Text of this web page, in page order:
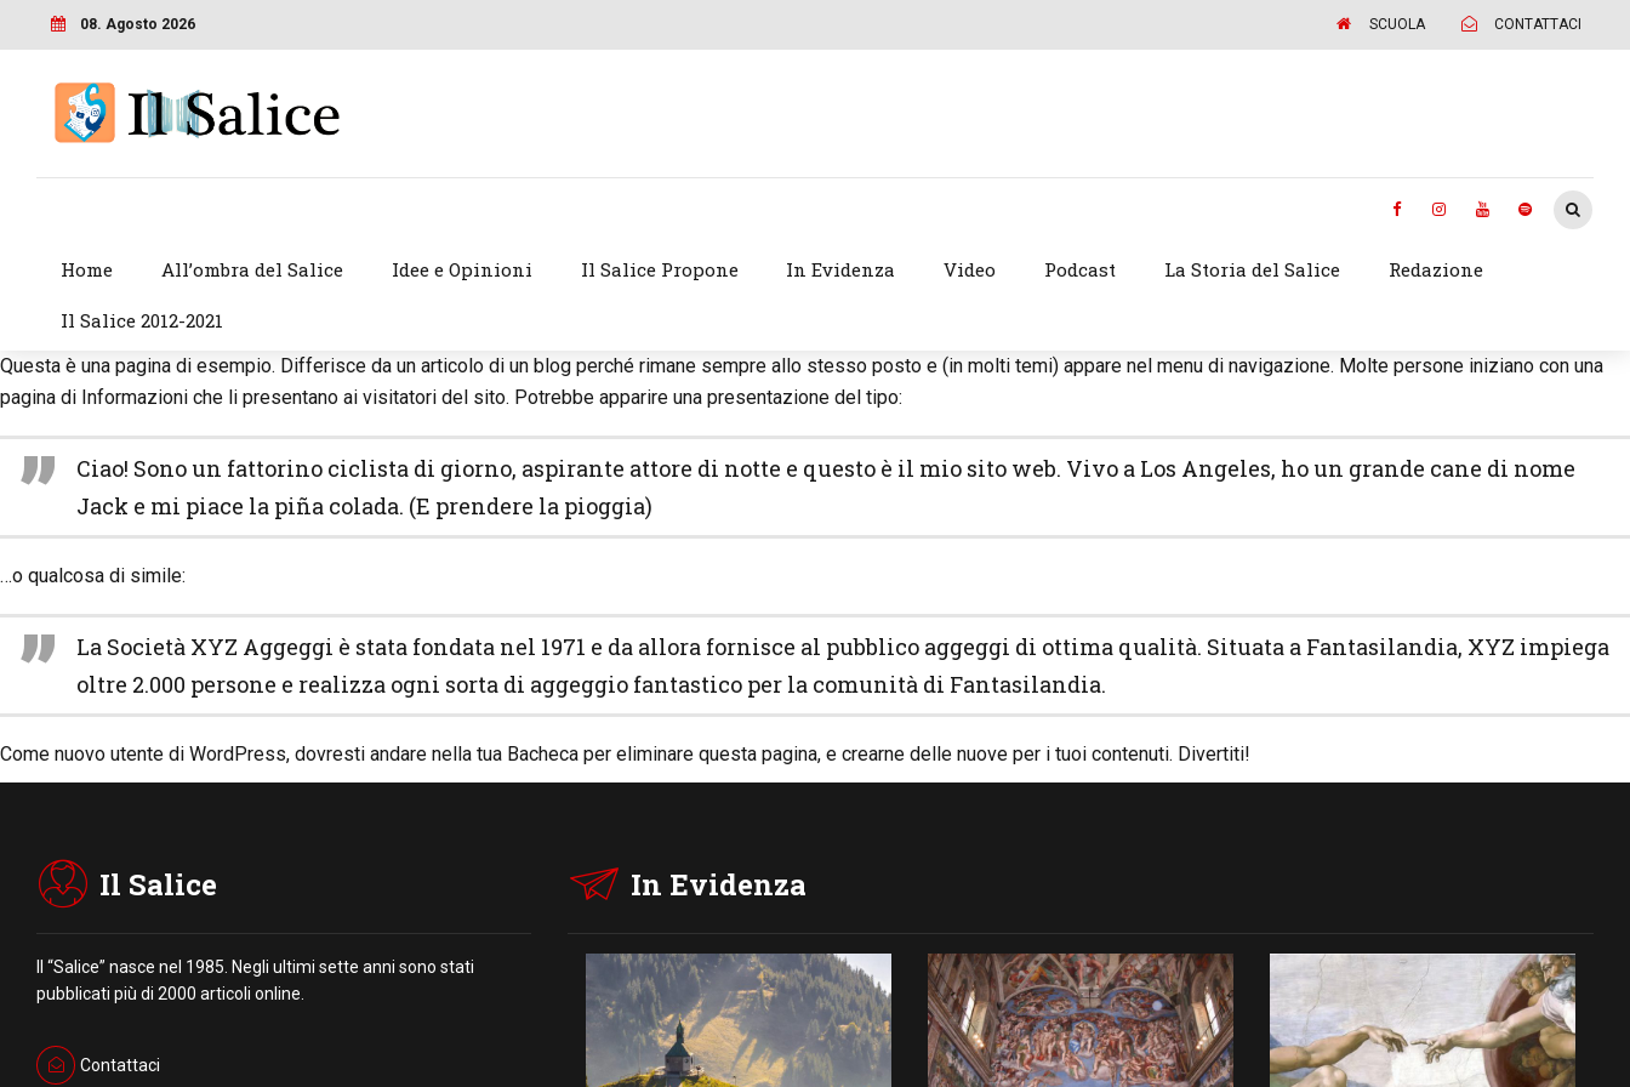
08. Agosto 2026 SCUOLA CONTATTACI
Home All’ombra del Salice Idee e Opinioni Il Salice Propone In Evidenza Video Podcast La Storia del Salice Redazione
Il Salice 2012-2021
Questa è una pagina di esempio. Differisce da un articolo di un blog perché rimane sempre allo stesso posto e (in molti temi) appare nel menu di navigazione. Molte persone iniziano con una
pagina di Informazioni che li presentano ai visitatori del sito. Potrebbe apparire una presentazione del tipo:
Ciao! Sono un fattorino ciclista di giorno, aspirante attore di notte e questo è il mio sito web. Vivo a Los Angeles, ho un grande cane di nome
Jack e mi piace la piña colada. (E prendere la pioggia)
…o qualcosa di simile:
La Società XYZ Aggeggi è stata fondata nel 1971 e da allora fornisce al pubblico aggeggi di ottima qualità. Situata a Fantasilandia, XYZ impiega
oltre 2.000 persone e realizza ogni sorta di aggeggio fantastico per la comunità di Fantasilandia.
Come nuovo utente di WordPress, dovresti andare nella tua Bacheca per eliminare questa pagina, e crearne delle nuove per i tuoi contenuti. Divertiti!
Il Salice
Il “Salice” nasce nel 1985. Negli ultimi sette anni sono stati
pubblicati più di 2000 articoli online.
Contattaci
In Evidenza